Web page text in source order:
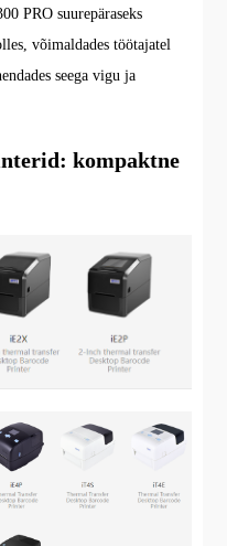
PRO suurepäraseks
võimaldades töötajatel
seega vigu ja
kompaktne